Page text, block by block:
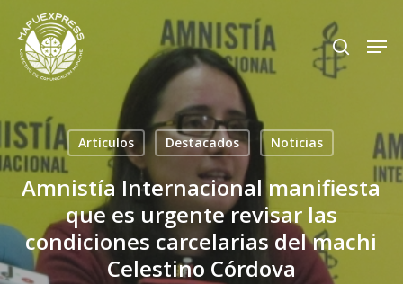
Skip
main
search
Artículos Destacados Noticias
Amnistía Internacional manifiesta
que es urgente revisar las
condiciones carcelarias del machi
Celestino Córdova
Close